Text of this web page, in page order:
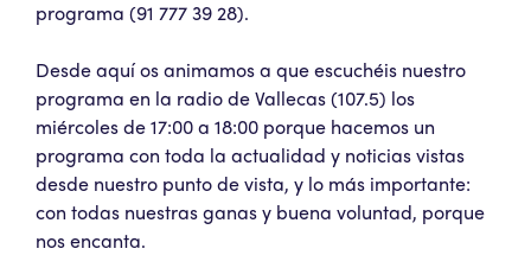
programa (91 777 39 28).
Desde aquí os animamos a que escuchéis nuestro
programa en la radio de Vallecas (107.5) los
miércoles de 17:00 a 18:00 porque hacemos un
programa con toda la actualidad y noticias vistas
desde nuestro punto de vista, y lo más importante:
con todas nuestras ganas y buena voluntad, porque
nos encanta.